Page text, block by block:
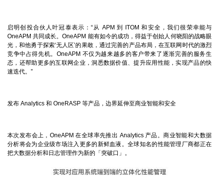
启明创投合伙人叶冠泰表示：“从 APM 到 ITOM和安全，我们很荣幸能与
OneAPM共同成长。OneAPM 能有如今的成功，得益于创始人何晓阳的战略眼
光，和他勇于探索‘无人区’的果敢，通过完善的产品布局，在互联网时代的激烈
竞争中占得先机。 OneAPM 不仅为越来越多的客户带来了逐渐完善的服务生
态，还帮助更多的互联网企业，洞悉数据价值、提升应用性能，实现产品的快
速迭代。”
发布 Analytics 和 OneRASP 等产品，边界延伸至商业智能和安全
本次发布会上， OneAPM在全球率先推出 Analytics 产品。商业智能和大数据
分析将会为企业级市场注入更多的新鲜血液。全球知名的性能管理厂商都正在
把大数据分析和日志管理作为新的「突破口」。